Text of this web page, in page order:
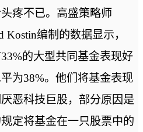
疼不已。高盛策略师
Kostin编制的数据显示，
的大型共同基金表现好
为38%。他们将基金表现
恶科技巨股，部分原因是
定将基金在一只股票中的